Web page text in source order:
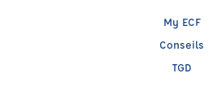
My ECF
Conseils
TGD